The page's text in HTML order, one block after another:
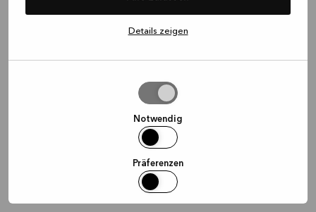
Details zeigen
Notwendig
Präferenzen